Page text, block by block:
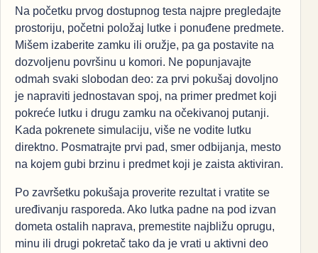
Na početku prvog dostupnog testa najpre pregledajte
prostoriju, početni položaj lutke i ponuđene predmete.
Mišem izaberite zamku ili oružje, pa ga postavite na
dozvoljenu površinu u komori. Ne popunjavajte
odmah svaki slobodan deo: za prvi pokušaj dovoljno
je napraviti jednostavan spoj, na primer predmet koji
pokreće lutku i drugu zamku na očekivanoj putanji.
Kada pokrenete simulaciju, više ne vodite lutku
direktno. Posmatrajte prvi pad, smer odbijanja, mesto
na kojem gubi brzinu i predmet koji je zaista aktiviran.
Po završetku pokušaja proverite rezultat i vratite se
uređivanju rasporeda. Ako lutka padne na pod izvan
dometa ostalih naprava, premestite najbližu oprugu,
minu ili drugi pokretač tako da je vrati u aktivni deo